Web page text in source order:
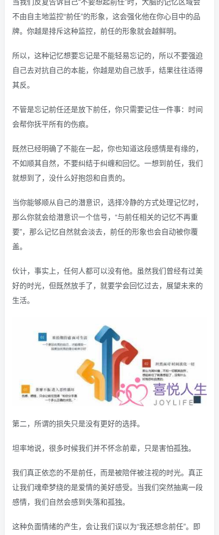
不由自主地监控“前任”的形象，这会强化他在你心目中的品
牌。你越是排斥这种监控，前任的形象就会越鲜明。
所以，这种记忆想要忘记是不能轻易忘记的，所以不要强迫
自己去对抗自己的本能，你越是劝自己放手，结果往往适得
其反。
不管是忘记前任还是放下前任，你只需要记住一件事：时间
会帮你抚平所有的伤痕。
既然已经明确了不能在一起，你也知道这段感情是有缘的，
不如顺其自然，不要纠结于纠缠和回忆。一想到前任，我们
就想到了，没什么好抱怨和自责的。
当你能够顺从自己的潜意识，选择冷静的方式处理记忆时，
那么你就会给潜意识一个信号，“与前任相关的记忆不再重
要”，那么记忆自然就会淡去，前任的形象也会自动被你覆
盖。
伙计，事实上，任何人都可以没有他。虽然我们曾经有过美
好的时光，但既然放手了，就要学会回忆过去，展望未来的
生活。
第二，所谓的损失只是没有更好的选择。
坦率地说，很多时候我们并不怀念前辈，只是害怕孤独。
我们真正依恋的不是前任，而是被陪伴被注视的时光。真正
让我们魂牵梦绕的是爱情的美好感受。当我们突然抽离一段
感情，我们自然会感到失落和孤独。
这种负面情绪的产生，会让我们误以为“我还想念前任”。即